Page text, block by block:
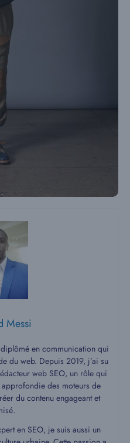
Messi
en communication qui
du web. Depuis 2019, j’ai su
web SEO, un rôle qui
des moteurs de
du contenu engageant et
en SEO, je suis aussi un